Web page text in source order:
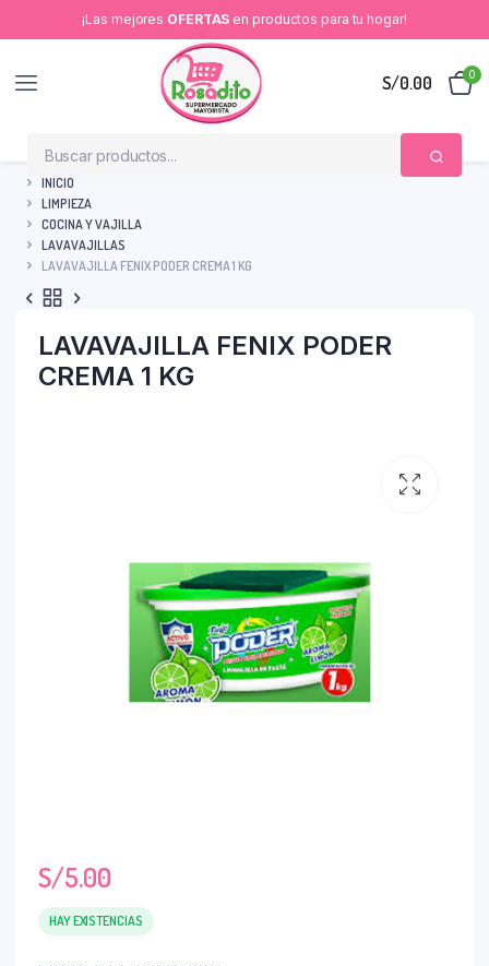
¡Las mejores OFERTAS en productos para tu hogar!
S/0.00 0
INICIO
LIMPIEZA
COCINA Y VAJILLA
LAVAVAJILLAS
LAVAVAJILLA FENIX PODER CREMA 1 KG
LAVAVAJILLA FENIX PODER
CREMA 1 KG
S/5.00
HAY EXISTENCIAS